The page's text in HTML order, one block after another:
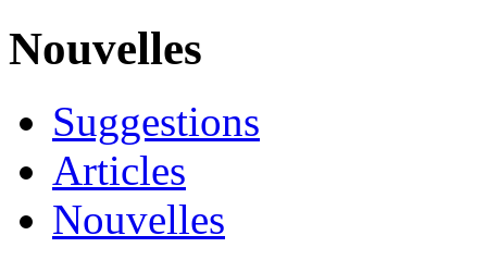
Nouvelles
Suggestions
Articles
Nouvelles